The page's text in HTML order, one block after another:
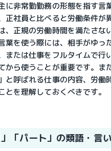
に非常勤勤務の形態を指す言
正社員と比べると労働条件が
、正規の労働時間を満たさな
葉を使う際には、相手がゆっ
または仕事をフルタイムで行
から使うことが重要です。ま
と呼ばれる仕事の内容、労働
とを理解しておくべきです。
」「パート」の類語・言